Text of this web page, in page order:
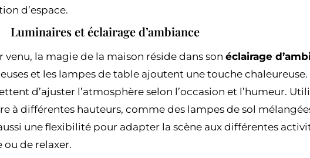
d’espace.
Luminaires et éclairage d’ambiance
venu, la magie de la maison réside dans son éclairage
et les lampes de table ajoutent une touche chaleureuse.
d’ajuster l’atmosphère selon l’occasion et l’humeur.
à différentes hauteurs, comme des lampes de sol
une flexibilité pour adapter la scène aux différentes
ou de relaxer.